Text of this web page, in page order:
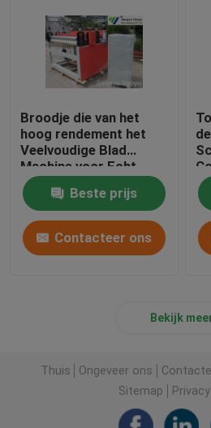
Broodje die van het
hoog rendement het
Veelvoudige Blad
Machine voor Echt
Leerpvc scheuren
Beste prijs
Contacteer ons
Bekijk
Thuis Ongeveer ons
Sitemap